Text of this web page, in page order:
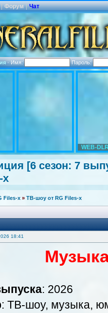
| Форум | Чат
·Имя: Пароль:
WEB-
[6 сезон: 7
x
Files-x » ТВ-шоу от RG Files-x
18:41
: 2026
: ТВ-шоу, музыка,